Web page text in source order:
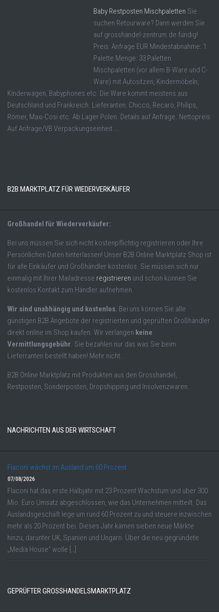
Baby Restposten Mischpaletten Sie
suchen Retourware? Dann werden Sie
auf grosshandel-zentrum.de fündig!
Preis: Anfrage EUR Mindestabnahme: 1
Palette Menge: 33 Paletten
Mischpaletten (vor allem B-Ware und C-
Ware) mit Autositzen, Kindermöbeln,
Kinderwagen, Babyphones etc. Die Ware kommt meistens aus
Deutschland und Frankreich. Lieferanten: Chicco, Recaro, Philips,
Römer, Maxi-Cosi etc. Ab Lager Polen. Details auf Anfrage. Nettopreis:
Auf Anfrage/VB Verpackungseinheit ...
B2B MARKTPLATZ FÜR WIEDERVERKÄUFER
Großhandel für Wiederverkäufer:
Bei uns müssen Sie sich nicht kostenpflichtig registrieren oder Ihre
Persönlichen Daten hinterlassen! Unser B2B Online Marktplatz Shop ist
für alle Einkäufer und Großhändler kostenlos. Sie müssen sich nur
einmalig mit Ihrer Mailadresse registrieren und schon können Sie
kostenlos Kontakt zum Händler aufnehmen.
Wir sind unabhängig und kostenlos. Bei uns können Sie alle
günstigen B2B Angebote der registrierten und geprüften Großhändler
direkt online im Shop kaufen. Wir verlangen keine
Vermittlungsgebühr. Sie bezahlen nur das was Sie beim
Lieferranten bestellt haben! Mehr nicht.
B2B Online Marktplatz mit Produkten aus den Grosshandel,
Restposten, Sonderposten, Dropshipping und Insolvenzwaren.
NACHRICHTEN AUS DER WIRTSCHAFT
Flaconi wächst im Ausland um 60 Prozent
07/08/2026
Flaconi hat das erste Halbjahr mit 23 Prozent Wachstum und über 300
Mio. Euro Umsatz abgeschlossen, wie das Unternehmen mitteilt. Das
Auslandsgeschäft lege um rund 60 Prozent zu und steuere inzwischen
mehr als 20 Prozent bei. Dieses Jahr kämen sieben neue Märkte
hinzu, darunter UK, Spanien und Ungarn. Über die neu gegründete
„Media House“ wolle […]
GEPRÜFTER GROSSHANDELSMARKTPLATZ